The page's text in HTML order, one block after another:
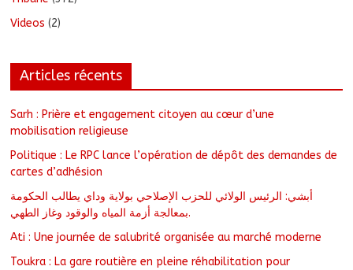
Videos (2)
Articles récents
Sarh : Prière et engagement citoyen au cœur d’une
mobilisation religieuse
Politique : Le RPC lance l’opération de dépôt des demandes de
cartes d’adhésion
أبشي: الرئيس الولائي للحزب الإصلاحي بولاية وداي يطالب الحكومة
بمعالجة أزمة المياه والوقود وغاز الطهي.
Ati : Une journée de salubrité organisée au marché moderne
Toukra : La gare routière en pleine réhabilitation pour